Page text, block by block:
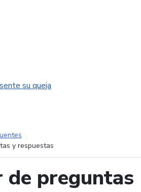
su queja
y respuestas
de preguntas